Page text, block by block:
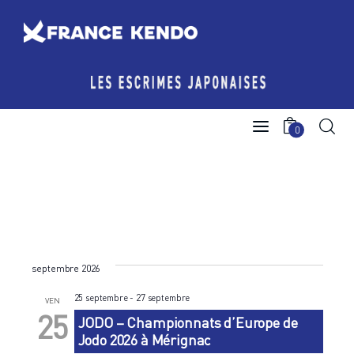
0
Les Escrimes Japonaises
Agenda licencié.e.s
Espace licencié-e-s
septembre 2026
VEN
25 JODO – Championnats d’Europe de
Jodo 2026 à Mérignac
25 septembre- 27 septembre